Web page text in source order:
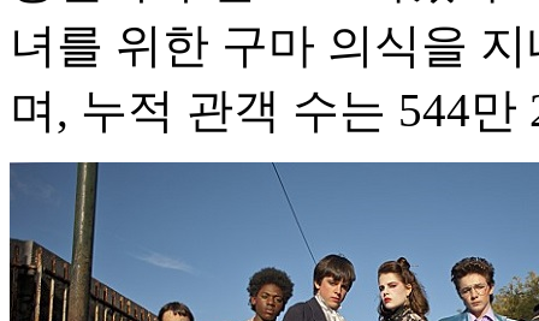
녀를 위한 구마 의식을
며, 누적 관객 수는 544만